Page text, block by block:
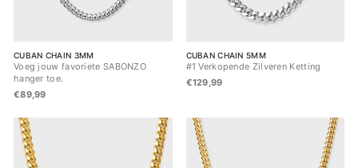
CUBAN CHAIN 3MM
Voeg jouw favoriete SABONZO
hanger toe.
€89,99
CUBAN CHAIN 5MM
#1 Verkopende Zilveren Ketting
€129,99